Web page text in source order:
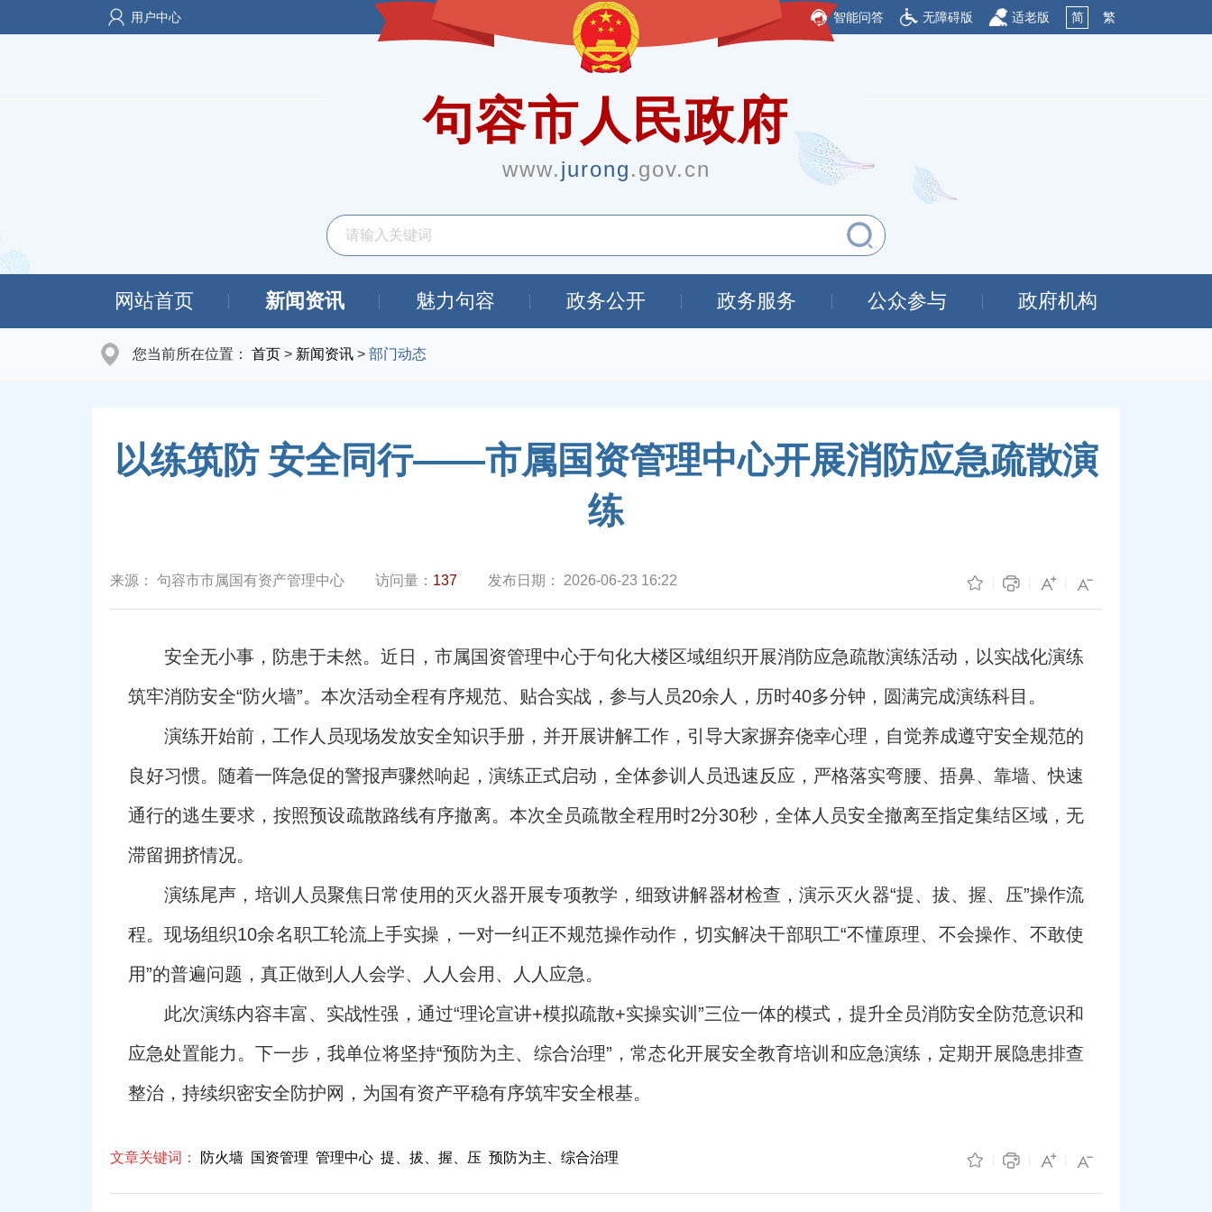
用户中心 智能问答 无障碍版 适老版 简 繁
句容市人民政府
www.jurong.gov.cn
网站首页 新闻资讯 魅力句容 政务公开 政务服务 公众参与 政府机构
您当前所在位置： 首页 > 新闻资讯 > 部门动态
以练筑防 安全同行——市属国资管理中心开展消防应急疏散演
练
来源： 句容市市属国有资产管理中心 访问量： 137 发布日期： 2026-06-23 16:22
安全无小事，防患于未然。近日，市属国资管理中心于句化大楼区域组织开展消防应急疏散演练活动，以实战化演练
筑牢消防安全“防火墙”。本次活动全程有序规范、贴合实战，参与人员20余人，历时40多分钟，圆满完成演练科目。
演练开始前，工作人员现场发放安全知识手册，并开展讲解工作，引导大家摒弃侥幸心理，自觉养成遵守安全规范的
良好习惯。随着一阵急促的警报声骤然响起，演练正式启动，全体参训人员迅速反应，严格落实弯腰、捂鼻、靠墙、快速
通行的逃生要求，按照预设疏散路线有序撤离。本次全员疏散全程用时2分30秒，全体人员安全撤离至指定集结区域，无
滞留拥挤情况。
演练尾声，培训人员聚焦日常使用的灭火器开展专项教学，细致讲解器材检查，演示灭火器“提、拔、握、压”操作流
程。现场组织10余名职工轮流上手实操，一对一纠正不规范操作动作，切实解决干部职工“不懂原理、不会操作、不敢使
用”的普遍问题，真正做到人人会学、人人会用、人人应急。
此次演练内容丰富、实战性强，通过“理论宣讲+模拟疏散+实操实训”三位一体的模式，提升全员消防安全防范意识和
应急处置能力。下一步，我单位将坚持“预防为主、综合治理”，常态化开展安全教育培训和应急演练，定期开展隐患排查
整治，持续织密安全防护网，为国有资产平稳有序筑牢安全根基。
文章关键词： 防火墙 国资管理 管理中心 提、拔、握、压 预防为主、综合治理